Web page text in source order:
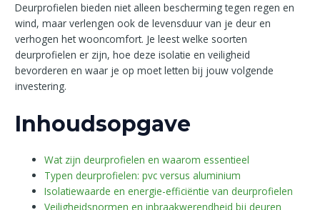
Deurprofielen bieden niet alleen bescherming tegen regen en
wind, maar verlengen ook de levensduur van je deur en
verhogen het wooncomfort. Je leest welke soorten
deurprofielen er zijn, hoe deze isolatie en veiligheid
bevorderen en waar je op moet letten bij jouw volgende
investering.
Inhoudsopgave
Wat zijn deurprofielen en waarom essentieel
Typen deurprofielen: pvc versus aluminium
Isolatiewaarde en energie-efficiëntie van deurprofielen
Veiligheidsnormen en inbraakwerendheid bij deuren